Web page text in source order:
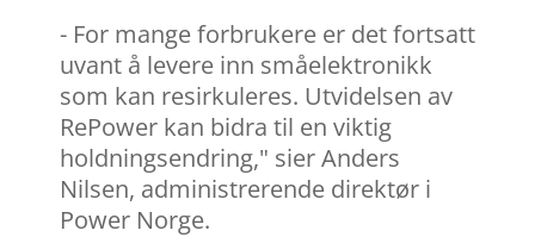
- For mange forbrukere er det fortsatt
uvant å levere inn småelektronikk
som kan resirkuleres. Utvidelsen av
RePower kan bidra til en viktig
holdningsendring," sier Anders
Nilsen, administrerende direktør i
Power Norge.